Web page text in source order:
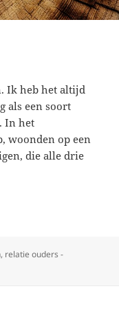
Ik heb het altijd
als een soort
In het
woonden op een
die alle drie
, relatie ouders -